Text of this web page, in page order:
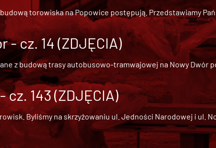
torowiska na Popowice postępują. Przedstawiamy
- cz. 14 (ZDJĘCIA)
zbudową trasy autobusowo-tramwajowej na Nowy Dwór
143 (ZDJĘCIA)
Byliśmy na skrzyżowaniu ul. Jedności Narodowej i ul.